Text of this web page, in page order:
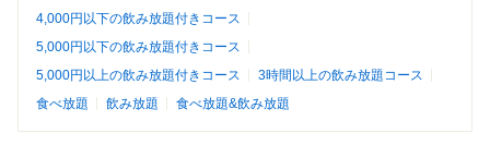
4,000円以下の飲み放題付きコース
5,000円以下の飲み放題付きコース
5,000円以上の飲み放題付きコース
3時間以上の飲み放題コース
食べ放題
飲み放題 食べ放題&飲み放題